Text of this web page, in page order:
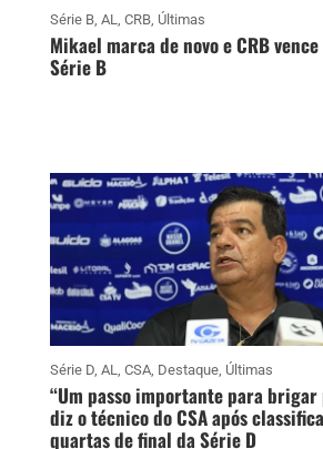
Série B, AL, CRB, Últimas
Mikael marca de novo e CRB
Série B
Série D, AL, CSA, Destaque, Últimas
“Um passo importante para brigar
diz o técnico do CSA após
quartas de final da Série D